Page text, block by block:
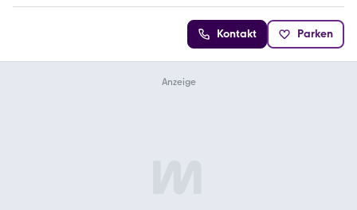
Kontakt Parken